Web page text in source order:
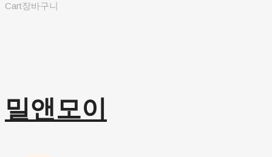
Cart장바구니
밀앤모이